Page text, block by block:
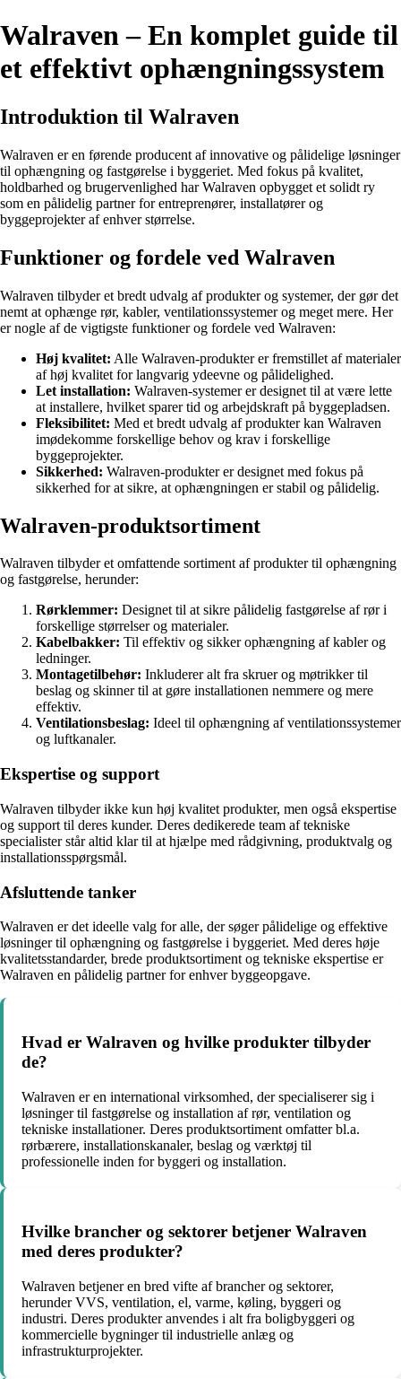
Walraven – En komplet guide til
et effektivt ophængningssystem
Introduktion til Walraven
Walraven er en førende producent af innovative og pålidelige løsninger
til ophængning og fastgørelse i byggeriet. Med fokus på kvalitet,
holdbarhed og brugervenlighed har Walraven opbygget et solidt ry
som en pålidelig partner for entreprenører, installatører og
byggeprojekter af enhver størrelse.
Funktioner og fordele ved Walraven
Walraven tilbyder et bredt udvalg af produkter og systemer, der gør det
nemt at ophænge rør, kabler, ventilationssystemer og meget mere. Her
er nogle af de vigtigste funktioner og fordele ved Walraven:
Høj kvalitet: Alle Walraven-produkter er fremstillet af materialer
af høj kvalitet for langvarig ydeevne og pålidelighed.
Let installation: Walraven-systemer er designet til at være lette
at installere, hvilket sparer tid og arbejdskraft på byggepladsen.
Fleksibilitet: Med et bredt udvalg af produkter kan Walraven
imødekomme forskellige behov og krav i forskellige
byggeprojekter.
Sikkerhed: Walraven-produkter er designet med fokus på
sikkerhed for at sikre, at ophængningen er stabil og pålidelig.
Walraven-produktsortiment
Walraven tilbyder et omfattende sortiment af produkter til ophængning
og fastgørelse, herunder:
Rørklemmer: Designet til at sikre pålidelig fastgørelse af rør i
forskellige størrelser og materialer.
Kabelbakker: Til effektiv og sikker ophængning af kabler og
ledninger.
Montagetilbehør: Inkluderer alt fra skruer og møtrikker til
beslag og skinner til at gøre installationen nemmere og mere
effektiv.
Ventilationsbeslag: Ideel til ophængning af ventilationssystemer
og luftkanaler.
Ekspertise og support
Walraven tilbyder ikke kun høj kvalitet produkter, men også ekspertise
og support til deres kunder. Deres dedikerede team af tekniske
specialister står altid klar til at hjælpe med rådgivning, produktvalg og
installationsspørgsmål.
Afsluttende tanker
Walraven er det ideelle valg for alle, der søger pålidelige og effektive
løsninger til ophængning og fastgørelse i byggeriet. Med deres høje
kvalitetsstandarder, brede produktsortiment og tekniske ekspertise er
Walraven en pålidelig partner for enhver byggeopgave.
Hvad er Walraven og hvilke produkter tilbyder
de?
Walraven er en international virksomhed, der specialiserer sig i
løsninger til fastgørelse og installation af rør, ventilation og
tekniske installationer. Deres produktsortiment omfatter bl.a.
rørbærere, installationskanaler, beslag og værktøj til
professionelle inden for byggeri og installation.
Hvilke brancher og sektorer betjener Walraven
med deres produkter?
Walraven betjener en bred vifte af brancher og sektorer,
herunder VVS, ventilation, el, varme, køling, byggeri og
industri. Deres produkter anvendes i alt fra boligbyggeri og
kommercielle bygninger til industrielle anlæg og
infrastrukturprojekter.